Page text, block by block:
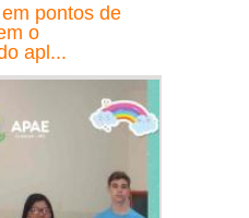
pontos de
o
apl...